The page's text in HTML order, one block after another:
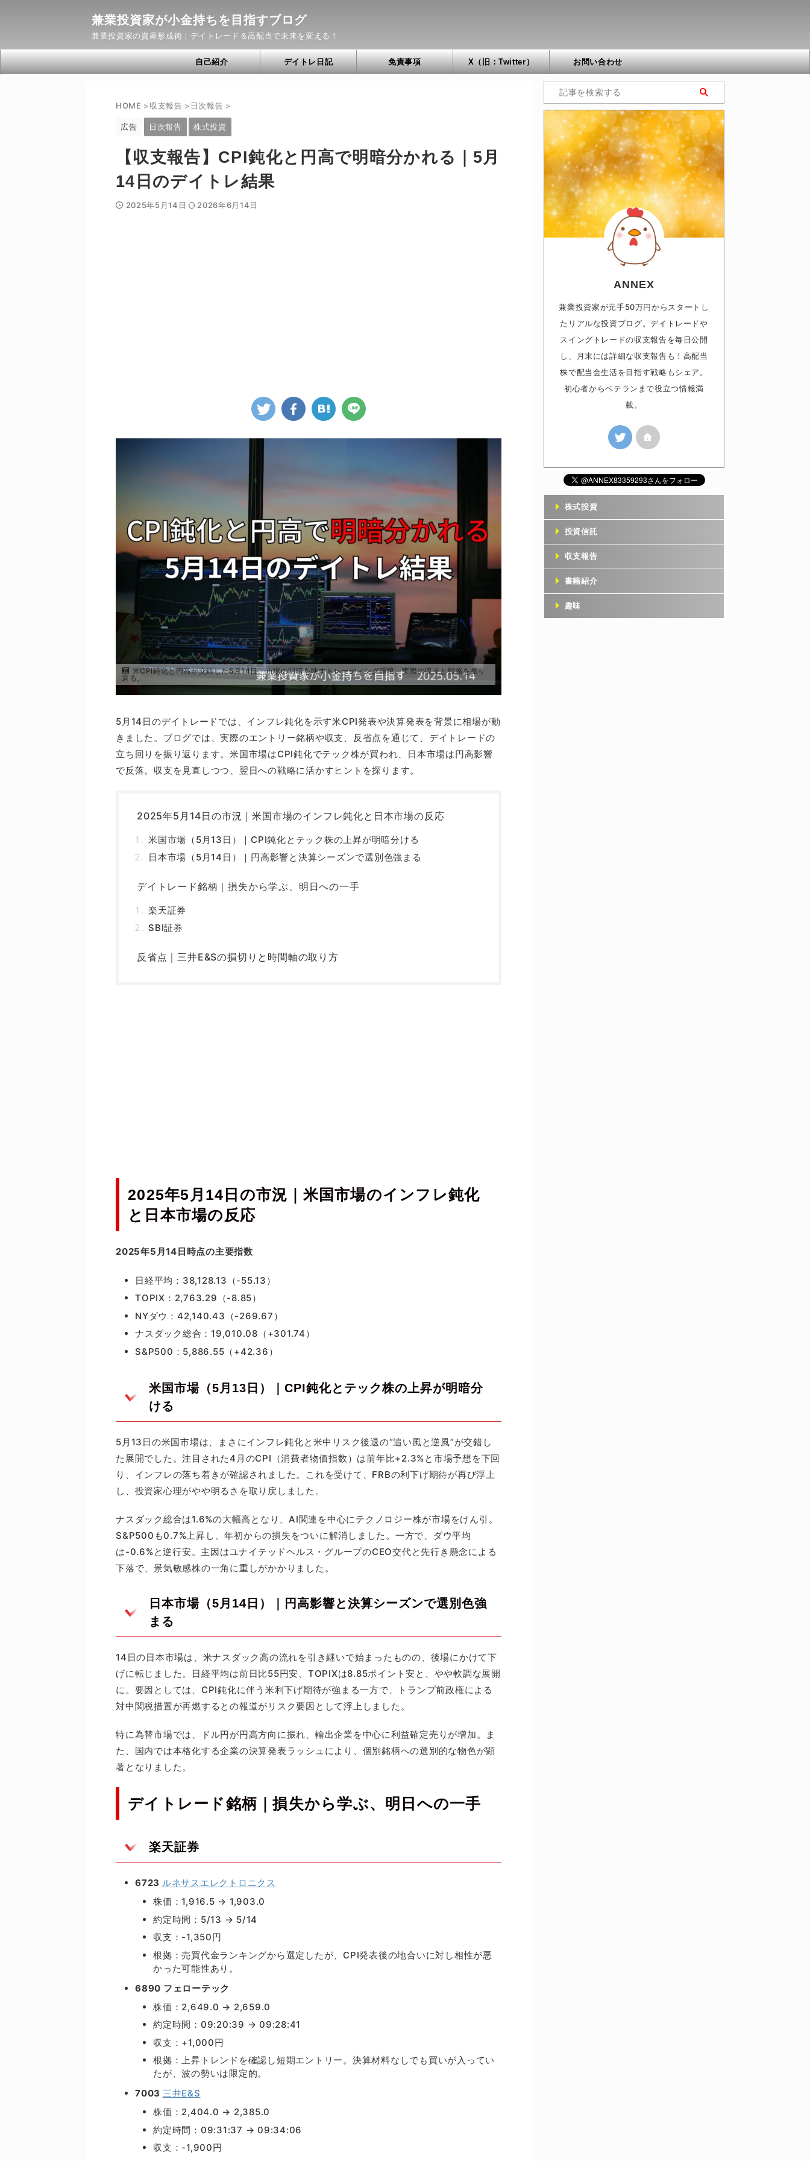
兼業投資家が小金持ちを目指すブログ
兼業投資家の資産形成術｜デイトレード＆高配当で未来を変える！
自己紹介 デイトレ日記 免責事項 X（旧：Twitter） お問い合わせ
HOME >収支報告 > 日次報告 >
広告 日次報告 株式投資
【収支報告】CPI鈍化と円高で明暗分かれる｜5月
14日のデイトレ結果
2025年5月14日 2026年6月14日
米CPI鈍化と円高が交錯した5月14日、市場の明暗を映すトレーディング環境。実際の収支と戦略を振り
返る。
5月14日のデイトレードでは、インフレ鈍化を示す米CPI発表や決算発表を背景に相場が動
きました。ブログでは、実際のエントリー銘柄や収支、反省点を通じて、デイトレードの
立ち回りを振り返ります。米国市場はCPI鈍化でテック株が買われ、日本市場は円高影響
で反落。収支を見直しつつ、翌日への戦略に活かすヒントを探ります。
2025年5月14日の市況｜米国市場のインフレ鈍化と日本市場の反応
米国市場（5月13日）｜CPI鈍化とテック株の上昇が明暗分ける
日本市場（5月14日）｜円高影響と決算シーズンで選別色強まる
デイトレード銘柄｜損失から学ぶ、明日への一手
楽天証券
SBI証券
反省点｜三井E&Sの損切りと時間軸の取り方
2025年5月14日の市況｜米国市場のインフレ鈍化
と日本市場の反応
2025年5月14日時点の主要指数
日経平均：38,128.13（-55.13）
TOPIX：2,763.29（-8.85）
NYダウ：42,140.43（-269.67）
ナスダック総合：19,010.08（+301.74）
S&P500：5,886.55（+42.36）
米国市場（5月13日）｜CPI鈍化とテック株の上昇が明暗分
ける
5月13日の米国市場は、まさにインフレ鈍化と米中リスク後退の“追い風と逆風”が交錯し
た展開でした。注目された4月のCPI（消費者物価指数）は前年比+2.3%と市場予想を下回
り、インフレの落ち着きが確認されました。これを受けて、FRBの利下げ期待が再び浮上
し、投資家心理がやや明るさを取り戻しました。
ナスダック総合は1.6%の大幅高となり、AI関連を中心にテクノロジー株が市場をけん引。
S&P500も0.7%上昇し、年初からの損失をついに解消しました。一方で、ダウ平均
は-0.6%と逆行安。主因はユナイテッドヘルス・グループのCEO交代と先行き懸念による
下落で、景気敏感株の一角に重しがかかりました。
日本市場（5月14日）｜円高影響と決算シーズンで選別色強
まる
14日の日本市場は、米ナスダック高の流れを引き継いで始まったものの、後場にかけて下
げに転じました。日経平均は前日比55円安、TOPIXは8.85ポイント安と、やや軟調な展開
に。要因としては、CPI鈍化に伴う米利下げ期待が強まる一方で、トランプ前政権による
対中関税措置が再燃するとの報道がリスク要因として浮上しました。
特に為替市場では、ドル円が円高方向に振れ、輸出企業を中心に利益確定売りが増加。ま
た、国内では本格化する企業の決算発表ラッシュにより、個別銘柄への選別的な物色が顕
著となりました。
デイトレード銘柄｜損失から学ぶ、明日への一手
楽天証券
6723 ルネサスエレクトロニクス
株価：1,916.5 → 1,903.0
約定時間：5/13 → 5/14
収支：-1,350円
根拠：売買代金ランキングから選定したが、CPI発表後の地合いに対し相性が悪
かった可能性あり。
6890 フェローテック
株価：2,649.0 → 2,659.0
約定時間：09:20:39 → 09:28:41
収支：+1,000円
根拠：上昇トレンドを確認し短期エントリー。決算材料なしでも買いが入ってい
たが、波の勢いは限定的。
7003 三井E&S
株価：2,404.0 → 2,385.0
約定時間：09:31:37 → 09:34:06
収支：-1,900円
ANNEX
兼業投資家が元手50万円からスタートし
たリアルな投資ブログ。デイトレードや
スイングトレードの収支報告を毎日公開
し、月末には詳細な収支報告も！高配当
株で配当金生活を目指す戦略もシェア。
初心者からベテランまで役立つ情報満
載。
株式投資
投資信託
収支報告
書籍紹介
趣味